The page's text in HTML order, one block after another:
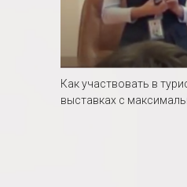
Как участвовать в
выставках с